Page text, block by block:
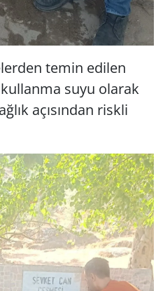
temin edilen
suyu olarak
açısından riskli